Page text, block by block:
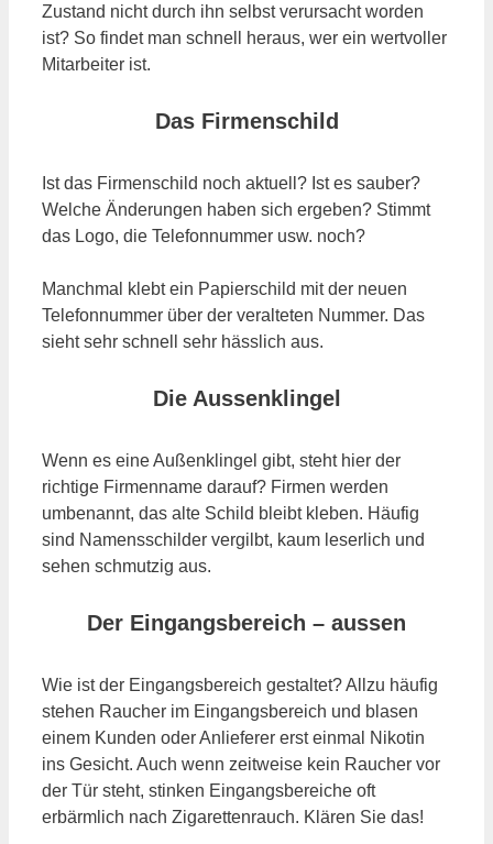
Zustand nicht durch ihn selbst verursacht worden
ist? So findet man schnell heraus, wer ein wertvoller
Mitarbeiter ist.
Das Firmenschild
Ist das Firmenschild noch aktuell? Ist es sauber?
Welche Änderungen haben sich ergeben? Stimmt
das Logo, die Telefonnummer usw. noch?
Manchmal klebt ein Papierschild mit der neuen
Telefonnummer über der veralteten Nummer. Das
sieht sehr schnell sehr hässlich aus.
Die Aussenklingel
Wenn es eine Außenklingel gibt, steht hier der
richtige Firmenname darauf? Firmen werden
umbenannt, das alte Schild bleibt kleben. Häufig
sind Namensschilder vergilbt, kaum leserlich und
sehen schmutzig aus.
Der Eingangsbereich – aussen
Wie ist der Eingangsbereich gestaltet? Allzu häufig
stehen Raucher im Eingangsbereich und blasen
einem Kunden oder Anlieferer erst einmal Nikotin
ins Gesicht. Auch wenn zeitweise kein Raucher vor
der Tür steht, stinken Eingangsbereiche oft
erbärmlich nach Zigarettenrauch. Klären Sie das!